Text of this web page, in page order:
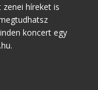
híreket is
koncert egy